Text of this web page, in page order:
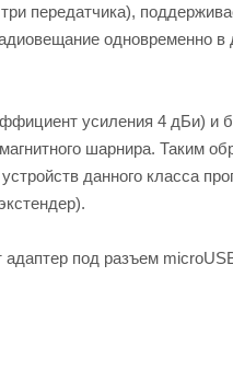
передатчика),
одновременно в
усиления 4 дБи) и
шарнира. Таким
данного класса
под разъем